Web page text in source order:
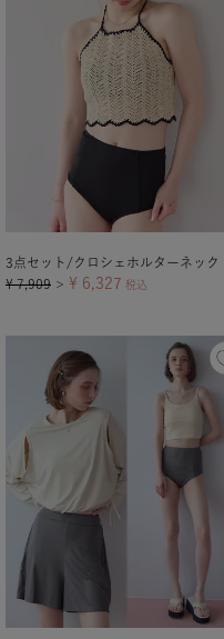
¥ 7,909 ＞ ¥ 6,327 税込